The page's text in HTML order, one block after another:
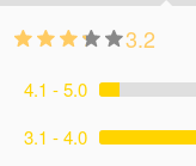
3.2
4.1 - 5.0
3.1 - 4.0